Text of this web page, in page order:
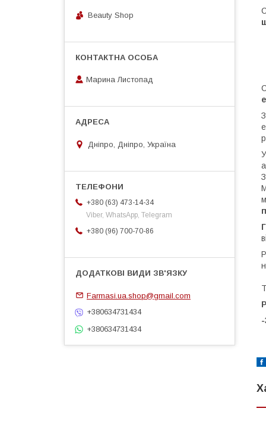
Beauty Shop
Марина Листопад
Дніпро, Дніпро, Україна
+380 (63) 473-14-34
Viber, WhatsApp, Telegram
+380 (96) 700-70-86
Farmasi.ua.shop@gmail.com
+380634731434
+380634731434